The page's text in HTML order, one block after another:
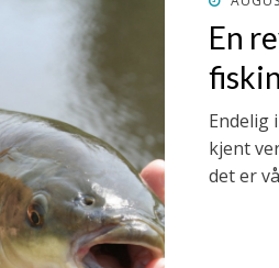
En
Endelig
kjent
det er